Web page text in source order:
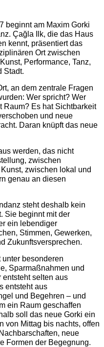
beginnt am Maxim Gorki
Çağla Ilk, die das Haus
kennt, präsentiert das
Ort zwischen
Performance, Tanz,
Stadt.
an dem zentrale Fragen
Wer spricht? Wer
Raum? Es hat Sichtbarkeit
und neue
Daran knüpft das neue
werden, das nicht
zwischen
zwischen lokal und
genau an diesen
steht deshalb kein
Sie beginnt mit der
ein lebendiger
Stimmen, Gewerken,
Zukunftsversprechen.
besonderen
Sparmaßnahmen und
entsteht selten aus
entsteht aus
und Begehren – und
ein Raum geschaffen
soll das neue Gorki ein
von Mittag bis nachts, offen
neue
Formen der Begegnung.